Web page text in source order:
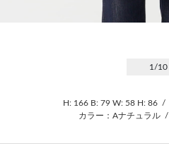
1 /10
H: 166 B: 79 W: 58 H: 86 /
カラー：Aナチュラル /